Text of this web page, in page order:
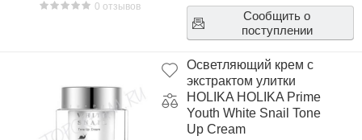
0 отзывов
Сообщить о
поступлении
Осветляющий крем с
экстрактом улитки
HOLIKA HOLIKA Prime
Youth White Snail Tone
Up Cream